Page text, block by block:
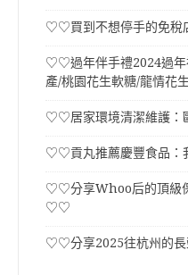
♡♡買到不想停手的免
♡♡過年伴手禮2024過年
產/桃園花生軟糖/龍情花
♡♡居家環境清潔維護
♡♡貢丸推薦慶豐食品
♡♡分享Whoo后的頂級
♡♡
♡♡分享2025往杭州的